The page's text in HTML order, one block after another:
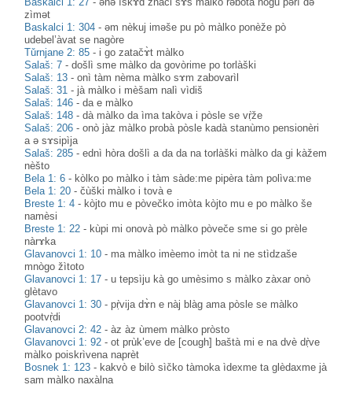
zìmәt
Baskalci 1: 304 -əm nèkuj iməše pu pò màlko ponèže pò
udebel’àvat se nagòre
Tǔrnjane 2: 85 - i go zatačɤ̀t màlko
Salaš: 7 -došlì sme màlko da govòrime po torlàški
Salaš: 13 -onì tàm nèma màlko sɤm zabovarìl
Salaš: 31 - jà màlko i mèšam nalì vìdiš
Salaš: 146 -da e màlko
Salaš: 148 -dà màlko da ìma takòva i pòsle se vṛ̀že
Salaš: 206 -onò jàz màlko probà pòsle kadà stanùmo pensionèri
a ə sɤsipìja
Salaš: 285 -ednì hòra došlì a da da na torlàški màlko da gi kàžem
nèšto
Bela 1: 6 - kòlko po màlko i tàm sàde:me pipèra tàm polìva:me
Bela 1: 20 -čùški màlko i tovà e
Breste 1: 4 - kòjto mu e pòvečko imòta kòjto mu e po màlko še
namèsi
Breste 1: 22 - kùpi mi onovà pò màlko pòveče sme si go prèle
nàrɤka
Glavanovci 1: 10 - ma màlko imèemo imòt ta ni ne stìdzaše
mnògo žìtoto
Glavanovci 1: 17 -u tepsìju kà go umèsimo s màlko zàxar onò
glètavo
Glavanovci 1: 30 -pṛ̀vija dɤ̀n e nàj blàg ama pòsle se màlko
pootvṛ̀di
Glavanovci 2: 42 -àz àz ùmem màlko pròsto
Glavanovci 1: 92 -ot prùk’eve de [cough] baštà mi e na dvè dṛ̀ve
màlko poiskrìvena naprèt
Bosnek 1: 123 - kakvò e bilò sìčko tàmoka ìdexme ta glèdaxme jà
sam màlko naxàlna